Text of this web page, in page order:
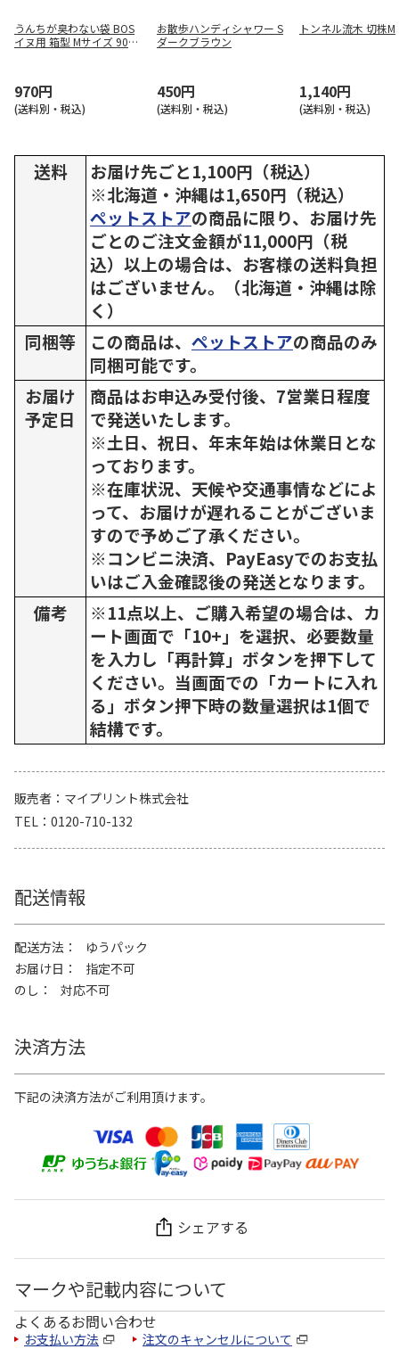
うんちが臭わない袋 BOS
イヌ用 箱型 Mサイズ 90枚
970円
(送料別・税込)
お散歩ハンディシャワー S
ダークブラウン
450円
(送料別・税込)
トンネル流木 切株M
1,140円
(送料別・税込)
送料
お届け先ごと1,100円（税込）
※北海道・沖縄は1,650円（税込）
ペットストアの商品に限り、お届け先
ごとのご注文金額が11,000円（税
込）以上の場合は、お客様の送料負担
はございません。（北海道・沖縄は除
く）
同梱等
この商品は、 ペットストアの商品のみ
同梱可能です。
お届け
予定日
商品はお申込み受付後、7営業日程度
で発送いたします。
※土日、祝日、年末年始は休業日とな
っております。
※在庫状況、天候や交通事情などによ
って、お届けが遅れることがございま
すので予めご了承ください。
※コンビニ決済、PayEasyでのお支払
いはご入金確認後の発送となります。
備考
※11点以上、ご購入希望の場合は、カ
ート画面で「10+」を選択、必要数量
を入力し「再計算」ボタンを押下して
ください。当画面での「カートに入れ
る」ボタン押下時の数量選択は1個で
結構です。
販売者
マイプリント株式会社
TEL
0120-710-132
配送情報
配送方法
ゆうパック
お届け日
指定不可
のし
対応不可
決済方法
下記の決済方法がご利用頂けます。
シェアする
マークや記載内容について
よくあるお問い合わせ
お支払い方法 注文のキャンセルについて